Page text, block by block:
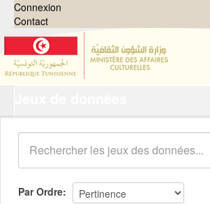
Connexion
Contact
Organisations
Groupes
Demandes 0
À propos
Par Ordre